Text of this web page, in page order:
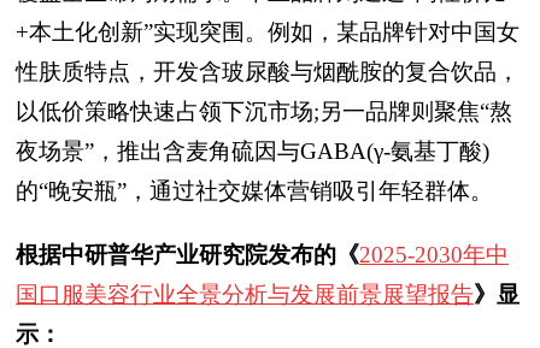
+本土化创新”实现突围。例如，某品牌针对中国女
性肤质特点，开发含玻尿酸与烟酰胺的复合饮品，
以低价策略快速占领下沉市场;另一品牌则聚焦“熬
夜场景”，推出含麦角硫因与GABA(γ-氨基丁酸)
的“晚安瓶”，通过社交媒体营销吸引年轻群体。
根据中研普华产业研究院发布的《2025-2030年中
国口服美容行业全景分析与发展前景展望报告》显
示：